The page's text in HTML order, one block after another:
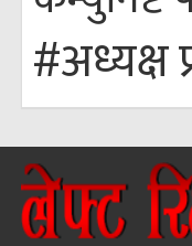
#अध्यक्ष